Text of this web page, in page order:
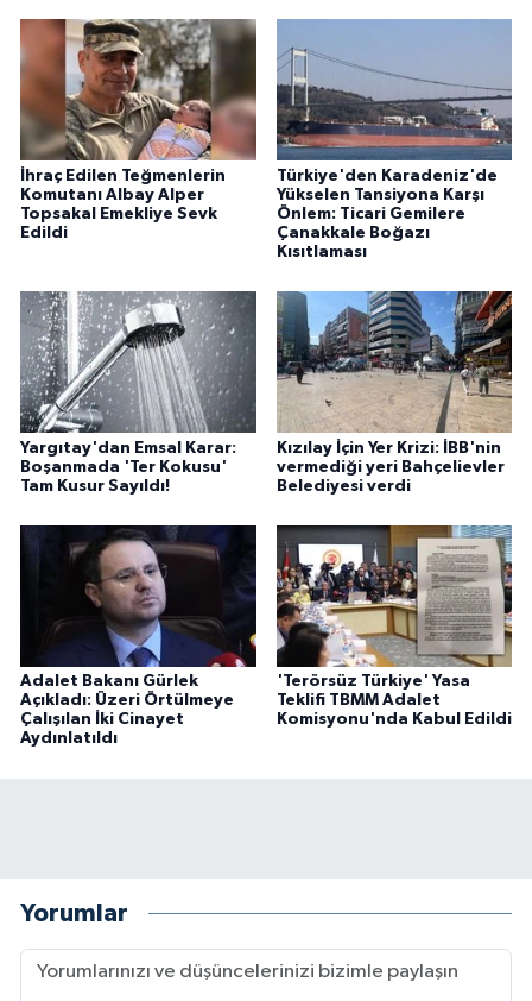
İhraç Edilen Teğmenlerin
Komutanı Albay Alper
Topsakal Emekliye Sevk
Edildi
Türkiye'den Karadeniz'de
Yükselen Tansiyona Karşı
Önlem: Ticari Gemilere
Çanakkale Boğazı
Kısıtlaması
Yargıtay'dan Emsal Karar:
Boşanmada 'Ter Kokusu'
Tam Kusur Sayıldı!
Kızılay İçin Yer Krizi: İBB'nin
vermediği yeri Bahçelievler
Belediyesi verdi
Adalet Bakanı Gürlek
Açıkladı: Üzeri Örtülmeye
Çalışılan İki Cinayet
Aydınlatıldı
'Terörsüz Türkiye' Yasa
Teklifi TBMM Adalet
Komisyonu'nda Kabul Edildi
Yorumlar